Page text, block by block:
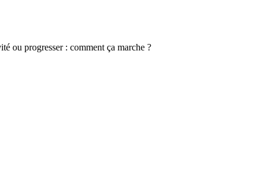
ou progresser : comment ça marche ?